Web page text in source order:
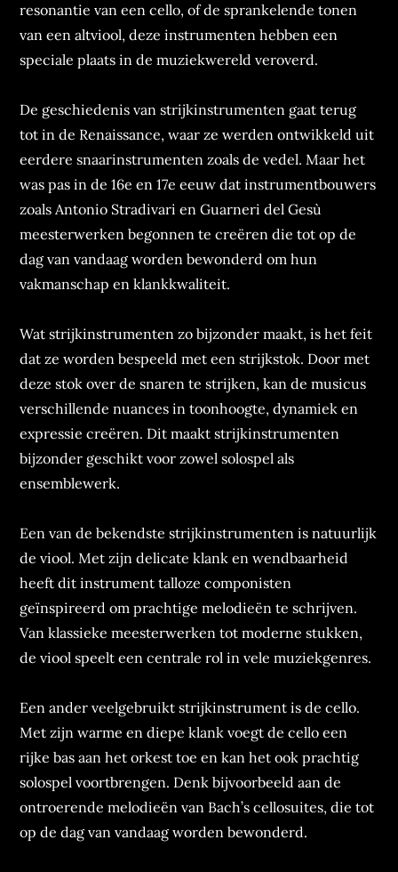
resonantie van een cello, of de sprankelende tonen
van een altviool, deze instrumenten hebben een
speciale plaats in de muziekwereld veroverd.
De geschiedenis van strijkinstrumenten gaat terug
tot in de Renaissance, waar ze werden ontwikkeld uit
eerdere snaarinstrumenten zoals de vedel. Maar het
was pas in de 16e en 17e eeuw dat instrumentbouwers
zoals Antonio Stradivari en Guarneri del Gesù
meesterwerken begonnen te creëren die tot op de
dag van vandaag worden bewonderd om hun
vakmanschap en klankkwaliteit.
Wat strijkinstrumenten zo bijzonder maakt, is het feit
dat ze worden bespeeld met een strijkstok. Door met
deze stok over de snaren te strijken, kan de musicus
verschillende nuances in toonhoogte, dynamiek en
expressie creëren. Dit maakt strijkinstrumenten
bijzonder geschikt voor zowel solospel als
ensemblewerk.
Een van de bekendste strijkinstrumenten is natuurlijk
de viool. Met zijn delicate klank en wendbaarheid
heeft dit instrument talloze componisten
geïnspireerd om prachtige melodieën te schrijven.
Van klassieke meesterwerken tot moderne stukken,
de viool speelt een centrale rol in vele muziekgenres.
Een ander veelgebruikt strijkinstrument is de cello.
Met zijn warme en diepe klank voegt de cello een
rijke bas aan het orkest toe en kan het ook prachtig
solospel voortbrengen. Denk bijvoorbeeld aan de
ontroerende melodieën van Bach’s cellosuites, die tot
op de dag van vandaag worden bewonderd.